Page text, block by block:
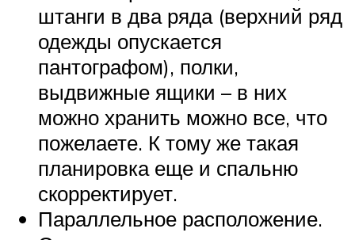
штанги в два ряда (верхний ряд
одежды опускается
пантографом), полки,
выдвижные ящики – в них
можно хранить можно все, что
пожелаете. К тому же такая
планировка еще и спальню
скорректирует.
Параллельное расположение.